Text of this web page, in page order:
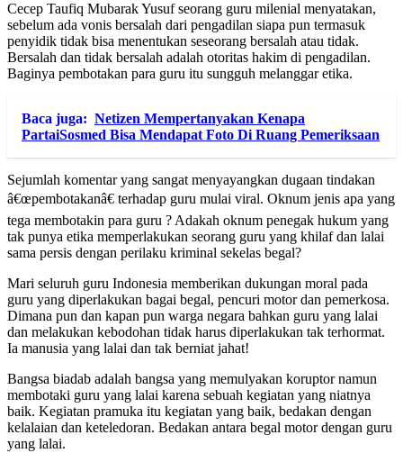
Cecep Taufiq Mubarak Yusuf seorang guru milenial menyatakan,
sebelum ada vonis bersalah dari pengadilan siapa pun termasuk
penyidik tidak bisa menentukan seseorang bersalah atau tidak.
Bersalah dan tidak bersalah adalah otoritas hakim di pengadilan.
Baginya pembotakan para guru itu sungguh melanggar etika.
Baca juga: Netizen Mempertanyakan Kenapa
PartaiSosmed Bisa Mendapat Foto Di Ruang Pemeriksaan
Sejumlah komentar yang sangat menyayangkan dugaan tindakan
â€œpembotakanâ€ terhadap guru mulai viral. Oknum jenis apa yang
tega membotakin para guru ? Adakah oknum penegak hukum yang
tak punya etika memperlakukan seorang guru yang khilaf dan lalai
sama persis dengan perilaku kriminal sekelas begal?
Mari seluruh guru Indonesia memberikan dukungan moral pada
guru yang diperlakukan bagai begal, pencuri motor dan pemerkosa.
Dimana pun dan kapan pun warga negara bahkan guru yang lalai
dan melakukan kebodohan tidak harus diperlakukan tak terhormat.
Ia manusia yang lalai dan tak berniat jahat!
Bangsa biadab adalah bangsa yang memulyakan koruptor namun
membotaki guru yang lalai karena sebuah kegiatan yang niatnya
baik. Kegiatan pramuka itu kegiatan yang baik, bedakan dengan
kelalaian dan keteledoran. Bedakan antara begal motor dengan guru
yang lalai.